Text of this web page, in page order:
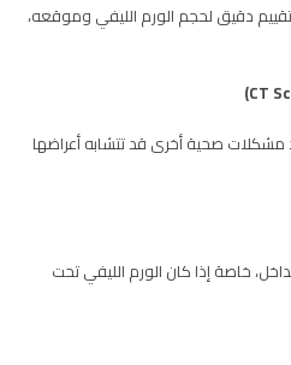
دقيق لحجم الورم الليفي وموقعه،
صحية أخرى قد تتشابه أعراضها
خاصة إذا كان الورم الليفي تحت